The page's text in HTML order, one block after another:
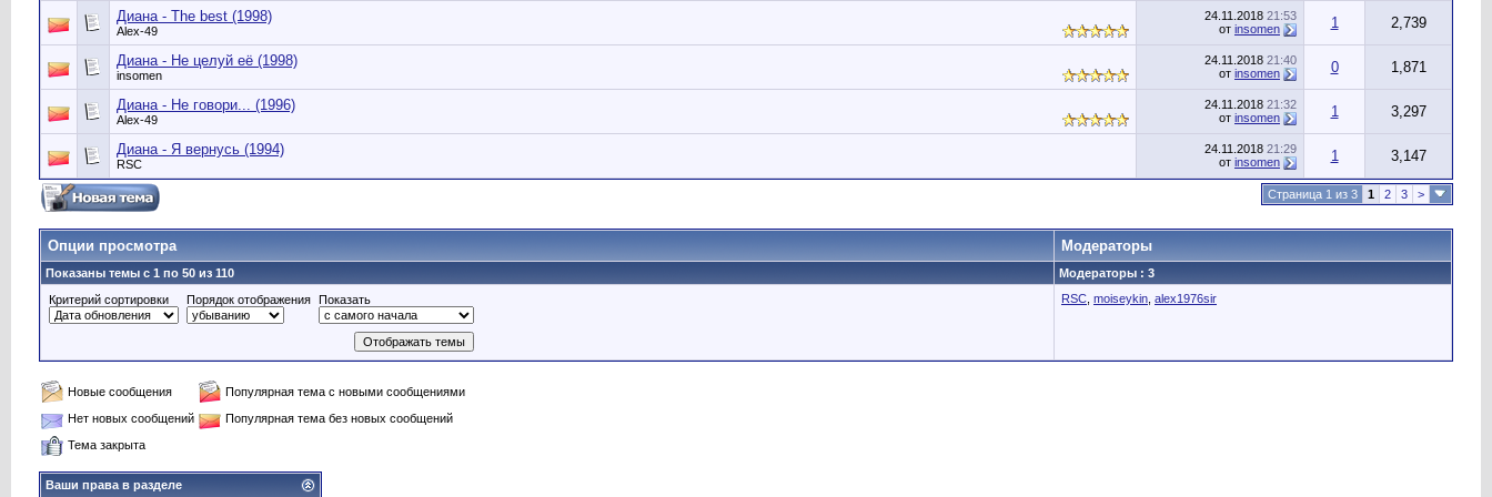
Диана - The best (1998)
Alex-49
24.11.2018 21:53
от insomen 1 2,739
Диана - Не целуй её (1998)
insomen
24.11.2018 21:40
от insomen 0 1,871
Диана - Не говори... (1996)
Alex-49
24.11.2018 21:32
от insomen 1 3,297
Диана - Я вернусь (1994)
RSC
24.11.2018 21:29
от insomen 1 3,147
Страница 1 из 3 1 2 3 >
Опции просмотра Модераторы
Показаны темы с 1 по 50 из 110
Модераторы : 3
Критерий сортировки
Порядок отображения Показать RSC moiseykin alex1976sir
Новые сообщения
Популярная тема с новыми сообщениями
Нет новых сообщений
Популярная тема без новых сообщений
Тема закрыта
Ваши права в разделе